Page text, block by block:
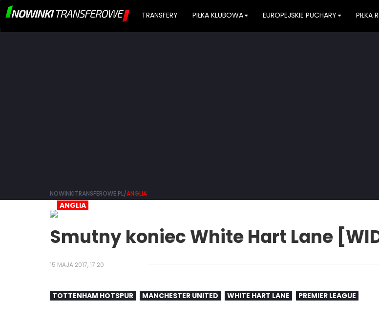
TRANSFERY PIŁKA KLUBOWA EUROPEJSKIE PUCHARY PIŁKA
NOWINKITRANSFEROWE.PL/ANGLIA
ANGLIA
Smutny koniec White Hart Lane
15 MAJA 2017, 17:20
TOTTENHAM HOTSPUR MANCHESTER UNITED WHITE HART LANE PREMIER LEAGUE